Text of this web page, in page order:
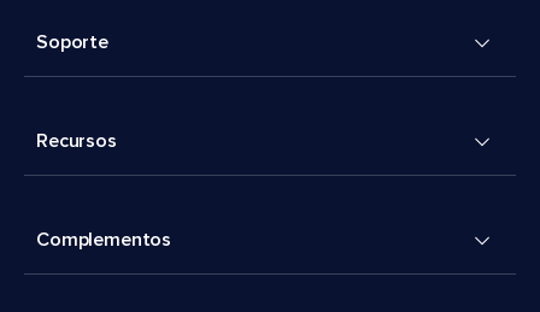
Soporte
Recursos
Complementos